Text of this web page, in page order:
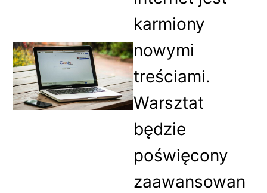
karmiony
nowymi
treściami.
Warsztat
będzie
poświęcony
zaawansowan